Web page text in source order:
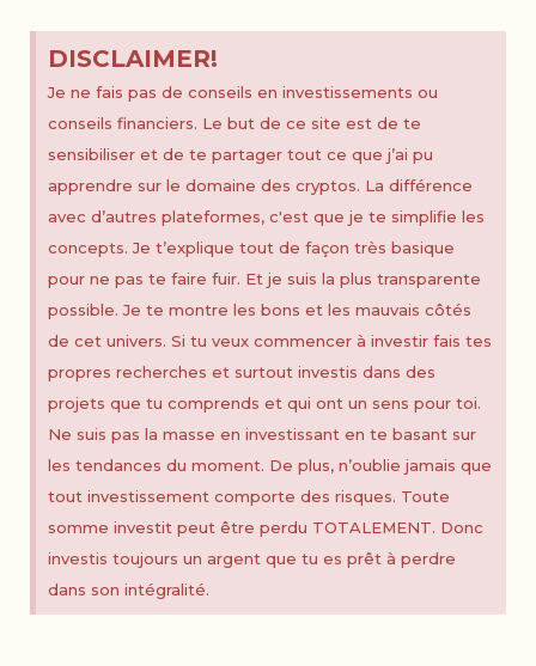
DISCLAIMER!
Je ne fais pas de conseils en investissements ou
conseils financiers. Le but de ce site est de te
sensibiliser et de te partager tout ce que j’ai pu
apprendre sur le domaine des cryptos. La différence
avec d’autres plateformes, c'est que je te simplifie les
concepts. Je t’explique tout de façon très basique
pour ne pas te faire fuir. Et je suis la plus transparente
possible. Je te montre les bons et les mauvais côtés
de cet univers. Si tu veux commencer à investir fais tes
propres recherches et surtout investis dans des
projets que tu comprends et qui ont un sens pour toi.
Ne suis pas la masse en investissant en te basant sur
les tendances du moment. De plus, n’oublie jamais que
tout investissement comporte des risques. Toute
somme investit peut être perdu TOTALEMENT. Donc
investis toujours un argent que tu es prêt à perdre
dans son intégralité.